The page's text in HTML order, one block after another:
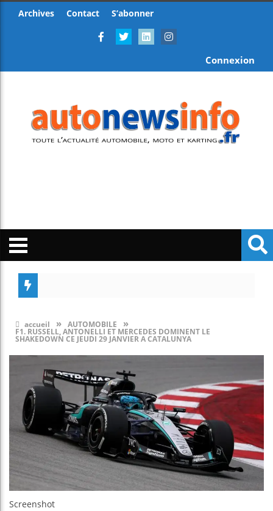
Archives Contact S’abonner
Connexion
accueil » AUTOMOBILE »
F1. RUSSELL, ANTONELLI ET MERCEDES DOMINENT LE
SHAKEDOWN CE JEUDI 29 JANVIER A CATALUNYA
Screenshot